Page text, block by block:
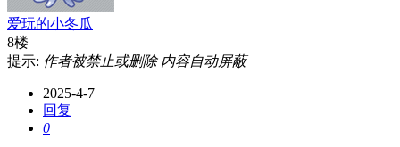
爱玩的小冬瓜
8楼
提示: 作者被禁止或删除 内容自动屏蔽
2025-4-7
回复
0